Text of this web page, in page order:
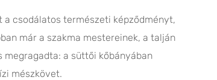
a csodálatos természeti képződményt,
már a szakma mestereinek, a talján
a süttői kőbányában
mészkövet.